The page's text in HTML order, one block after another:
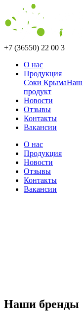
+7 (36550) 22 00 3
О нас
Продукция
Соки Крыма
продукт
Новости
Отзывы
Контакты
Вакансии
О нас
Продукция
Новости
Отзывы
Контакты
Вакансии
Наши бренды